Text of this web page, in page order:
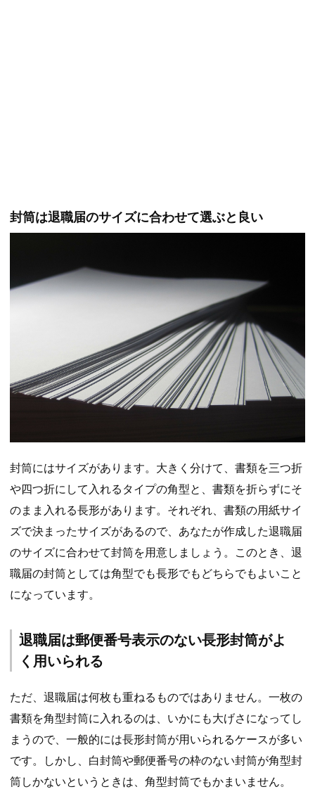
封筒は退職届のサイズに合わせて選ぶと良い
封筒にはサイズがあります。大きく分けて、書類を三つ折
や四つ折にして入れるタイプの角型と、書類を折らずにそ
のまま入れる長形があります。それぞれ、書類の用紙サイ
ズで決まったサイズがあるので、あなたが作成した退職届
のサイズに合わせて封筒を用意しましょう。このとき、退
職届の封筒としては角型でも長形でもどちらでもよいこと
になっています。
退職届は郵便番号表示のない長形封筒がよ
く用いられる
ただ、退職届は何枚も重ねるものではありません。一枚の
書類を角型封筒に入れるのは、いかにも大げさになってし
まうので、一般的には長形封筒が用いられるケースが多い
です。しかし、白封筒や郵便番号の枠のない封筒が角型封
筒しかないというときは、角型封筒でもかまいません。